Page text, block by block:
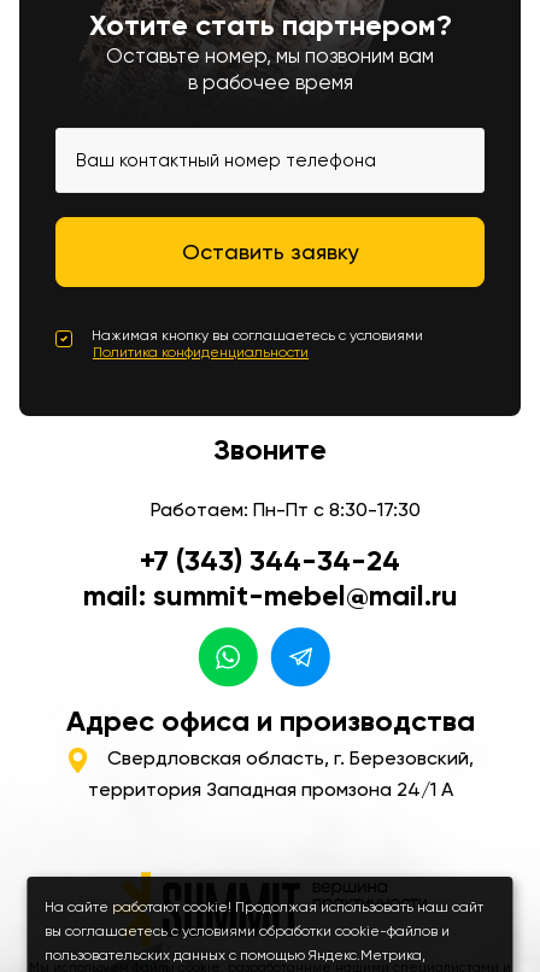
На сайте работают cookie! Продолжая использовать наш сайт
вы соглашаетесь с условиями обработки cookie-файлов и
пользовательских данных с помощью Яндекс.Метрика,
Хотите стать партнером?
Оставьте номер, мы позвоним вам
в рабочее время
Нажимая кнопку вы соглашаетесь с условиями
Политика конфиденциальности
Звоните
Работаем: Пн-Пт с 8:30-17:30
+7 (343) 344-34-24
mail: summit-mebel@mail.ru
Адрес офиса и производства
Свердловская область, г. Березовский,
территория Западная промзона 24/1 А